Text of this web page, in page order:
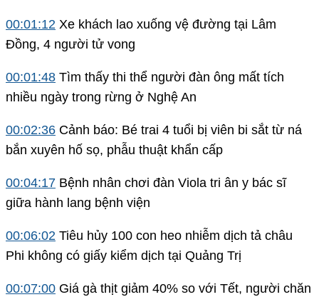
00:01:12 Xe khách lao xuống vệ đường tại Lâm
Đồng, 4 người tử vong
00:01:48 Tìm thấy thi thể người đàn ông mất tích
nhiều ngày trong rừng ở Nghệ An
00:02:36 Cảnh báo: Bé trai 4 tuổi bị viên bi sắt từ ná
bắn xuyên hố sọ, phẫu thuật khẩn cấp
00:04:17 Bệnh nhân chơi đàn Viola tri ân y bác sĩ
giữa hành lang bệnh viện
00:06:02 Tiêu hủy 100 con heo nhiễm dịch tả châu
Phi không có giấy kiểm dịch tại Quảng Trị
00:07:00 Giá gà thịt giảm 40% so với Tết, người chăn